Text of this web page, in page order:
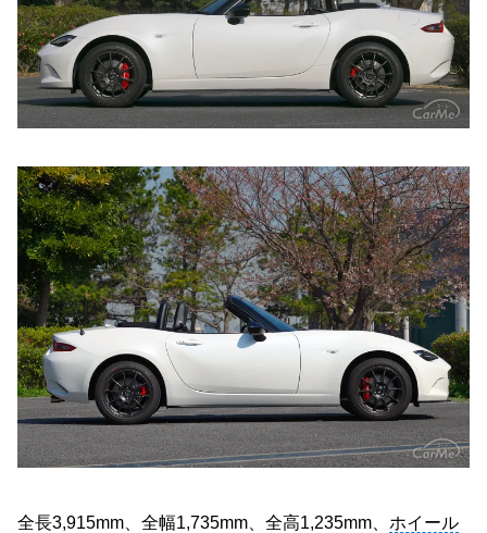
全長3,915mm、全幅1,735mm、全高1,235mm、 ホイール